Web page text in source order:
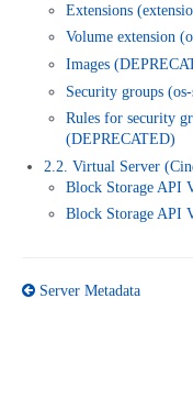
- クラウド / サーバ
- Flexible
- Flexible Remote
- vUTM2
Extensions
Volume extension
Images
Security groups
Rules for security
(DEPRECATED)
2.2. Virtual Server
Block Storage API
Block Storage API
Server Metadata